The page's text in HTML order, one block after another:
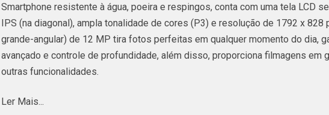
Smartphone resistente à água, poeira e respingos, conta com uma tela LCD
IPS (na diagonal), ampla tonalidade de cores (P3) e resolução de 1792 x 828
grande-angular) de 12 MP tira fotos perfeitas em qualquer momento do dia,
avançado e controle de profundidade, além disso, proporciona filmagens
outras funcionalidades.
Se você está pesquisando por venda de iphone 11, tenha claro que serve
Ler Mais...